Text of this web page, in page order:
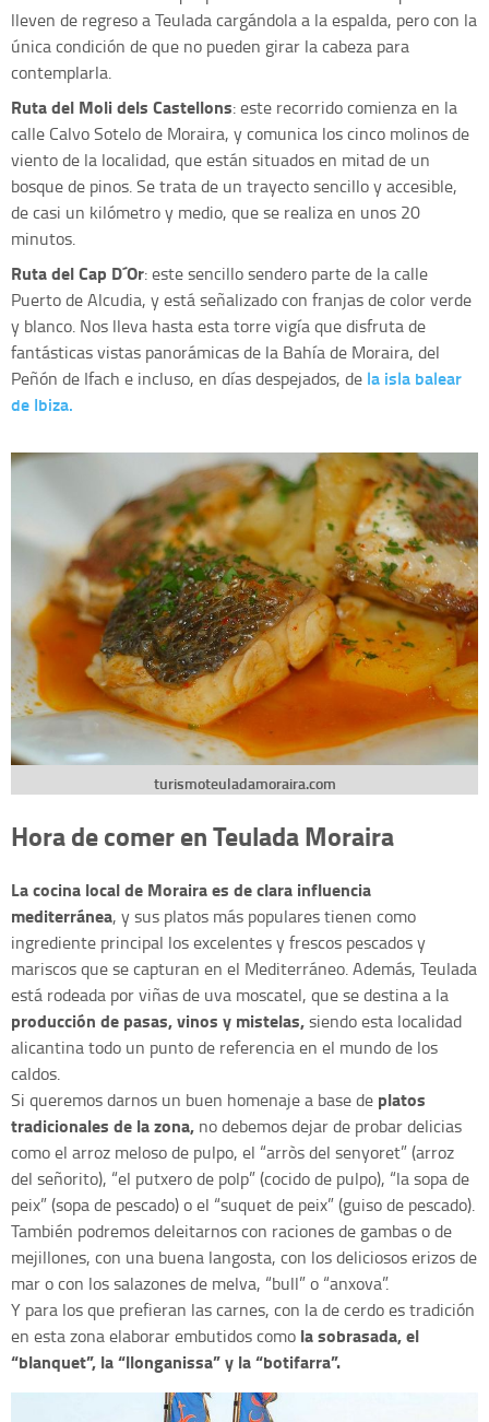
lleven de regreso a Teulada cargándola a la espalda, pero con la
única condición de que no pueden girar la cabeza para
contemplarla.
Ruta del Moli dels Castellons: este recorrido comienza en la
calle Calvo Sotelo de Moraira, y comunica los cinco molinos de
viento de la localidad, que están situados en mitad de un
bosque de pinos. Se trata de un trayecto sencillo y accesible,
de casi un kilómetro y medio, que se realiza en unos 20
minutos.
Ruta del Cap D´Or: este sencillo sendero parte de la calle
Puerto de Alcudia, y está señalizado con franjas de color verde
y blanco. Nos lleva hasta esta torre vigía que disfruta de
fantásticas vistas panorámicas de la Bahía de Moraira, del
Peñón de Ifach e incluso, en días despejados, de la isla balear
de Ibiza.
turismoteuladamoraira.com
Hora de comer en Teulada Moraira
La cocina local de Moraira es de clara influencia
mediterránea, y sus platos más populares tienen como
ingrediente principal los excelentes y frescos pescados y
mariscos que se capturan en el Mediterráneo. Además, Teulada
está rodeada por viñas de uva moscatel, que se destina a la
producción de pasas, vinos y mistelas,siendo esta localidad
alicantina todo un punto de referencia en el mundo de los
caldos.
Si queremos darnos un buen homenaje a base de platos
tradicionales de la zona, no debemos dejar de probar delicias
como el arroz meloso de pulpo, el “arròs del senyoret” (arroz
del señorito), “el putxero de polp” (cocido de pulpo), “la sopa de
peix” (sopa de pescado) o el “suquet de peix” (guiso de pescado).
También podremos deleitarnos con raciones de gambas o de
mejillones, con una buena langosta, con los deliciosos erizos de
mar o con los salazones de melva, “bull” o “anxova”.
Y para los que prefieran las carnes, con la de cerdo es tradición
en esta zona elaborar embutidos como la sobrasada, el
“blanquet”, la “llonganissa” y la “botifarra”.